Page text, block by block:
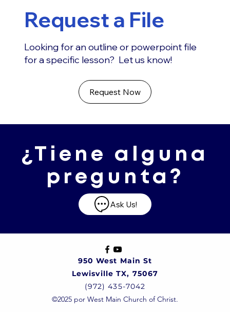
Request a File
Looking for an outline or powerpoint file
for a specific lesson? Let us know!
Request Now
¿Tiene alguna
pregunta?
Ask Us!
950 West Main St
Lewisville TX, 75067
(972) 435-7042
©2025 por West Main Church of Christ.